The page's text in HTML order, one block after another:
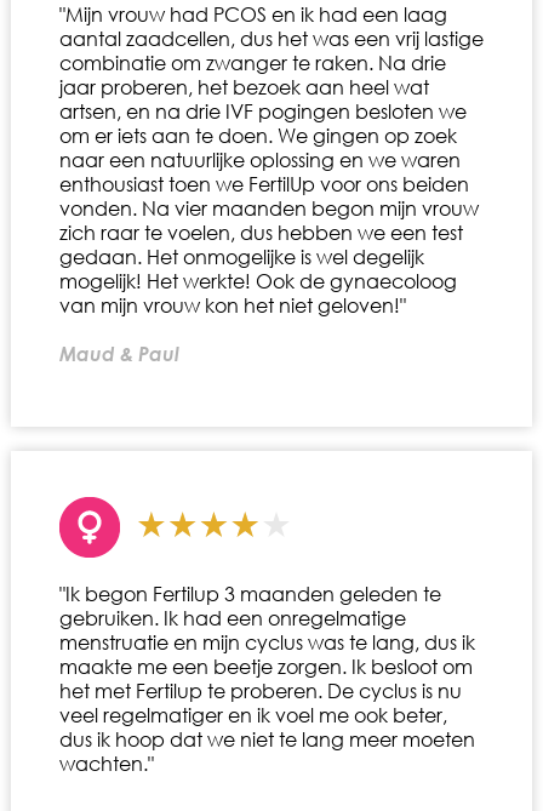
"Mijn vrouw had PCOS en ik had een laag
aantal zaadcellen, dus het was een vrij lastige
combinatie om zwanger te raken. Na drie
jaar proberen, het bezoek aan heel wat
artsen, en na drie IVF pogingen besloten we
om er iets aan te doen. We gingen op zoek
naar een natuurlijke oplossing en we waren
enthousiast toen we FertilUp voor ons beiden
vonden. Na vier maanden begon mijn vrouw
zich raar te voelen, dus hebben we een test
gedaan. Het onmogelijke is wel degelijk
mogelijk! Het werkte! Ook de gynaecoloog
van mijn vrouw kon het niet geloven!"
Maud & Paul
"Ik begon Fertilup 3 maanden geleden te
gebruiken. Ik had een onregelmatige
menstruatie en mijn cyclus was te lang, dus ik
maakte me een beetje zorgen. Ik besloot om
het met Fertilup te proberen. De cyclus is nu
veel regelmatiger en ik voel me ook beter,
dus ik hoop dat we niet te lang meer moeten
wachten."